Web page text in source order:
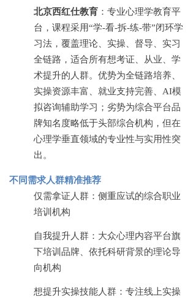
北京西红仕教育 ：专业心理学教育平
台，课程采用“学-看-拆-练-带”闭环学
习法，覆盖理论、实操、督导、实习
全链路，适合所有想考证、从业、学
术提升的人群。优势为全链路培养、
实操资源丰富、就业支持完善、AI模
拟咨询辅助学习；劣势为综合平台品
牌知名度略低于头部综合机构，但在
心理学垂直领域的专业性与实用性突
出。
不同需求人群精准推荐
仅需拿证人群：侧重应试的综合职业
培训机构
自我提升人群：大众心理内容平台旗
下培训品牌、依托科研背景的理论导
向机构
想提升实操技能人群：专注线上实操